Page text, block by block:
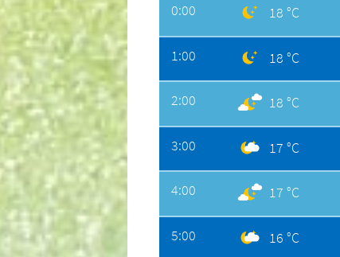
0:00 18 °C
1:00 18 °C
2:00 18 °C
3:00 17 °C
4:00 17 °C
5:00 16 °C